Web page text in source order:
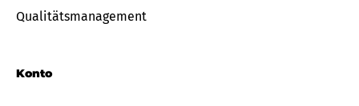
Qualitätsmanagement
Konto